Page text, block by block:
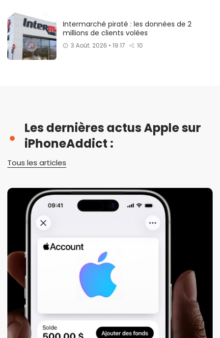
Intermarché piraté : les données de 2
millions de clients volées
3 Août. 2026 • 19:17 10
Les dernières actus Apple sur
iPhoneAddict :
Tous les articles